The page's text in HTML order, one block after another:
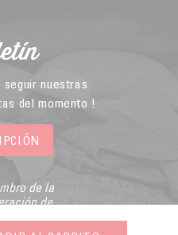
nuestras
del momento !
de la
de
a Distancia